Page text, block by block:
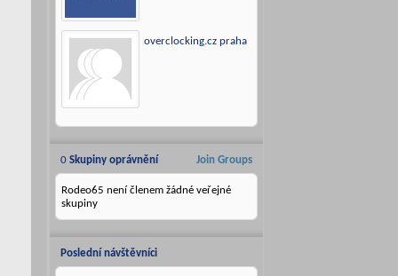
overclocking.cz praha
Join Groups
0 Skupiny oprávnění
Rodeo65 není členem žádné veřejné
skupiny
Poslední návštěvníci